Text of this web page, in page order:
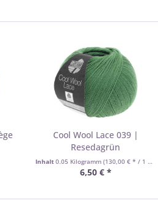
Cool Wool Lace 039 |
Resedagrün
Inhalt 0.05 Kilogramm (130,00 € * / 1 Kilogramm)
6,50 € *